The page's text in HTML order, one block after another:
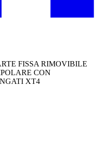
FISSA RIMOVIBILE
CON
XT4